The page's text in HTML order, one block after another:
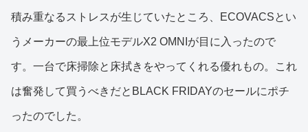
積み重なるストレスが生じていたところ、ECOVACSとい
うメーカーの最上位モデルX2 OMNIが目に入ったので
す。一台で床掃除と床拭きをやってくれる優れもの。これ
は奮発して買うべきだとBLACK FRIDAYのセールにポチ
ったのでした。